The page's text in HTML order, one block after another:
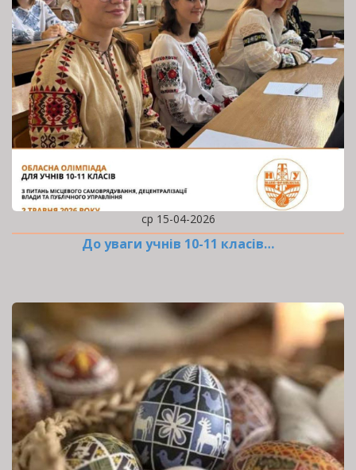
ср 15-04-2026
До уваги учнів 10-11 класів…